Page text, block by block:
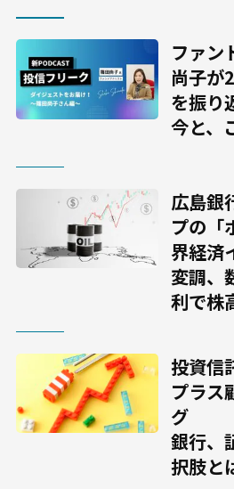
ファン
尚子が
を振り
今と、
広島銀
プの「
界経済
変調、
利で株
投資信
プラス
グ
銀行、
択肢と